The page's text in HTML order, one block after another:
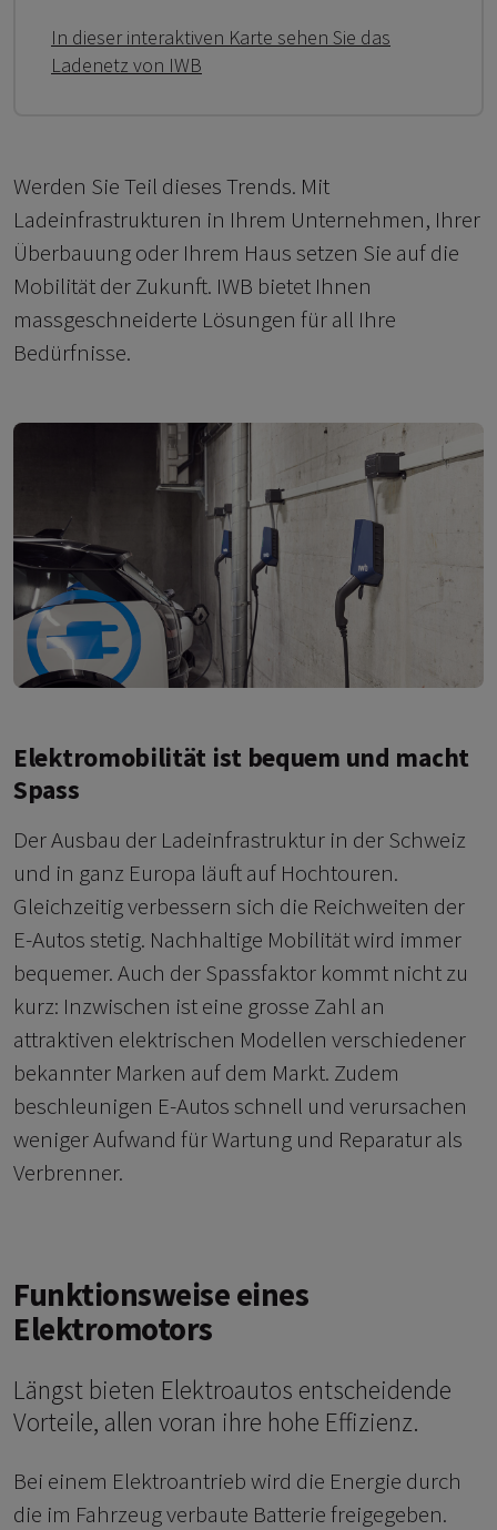
In dieser interaktiven Karte sehen Sie das
Ladenetz von IWB
Werden Sie Teil dieses Trends. Mit
Ladeinfrastrukturen in Ihrem Unternehmen, Ihrer
Überbauung oder Ihrem Haus setzen Sie auf die
Mobilität der Zukunft. IWB bietet Ihnen
massgeschneiderte Lösungen für all Ihre
Bedürfnisse.
Elektromobilität ist bequem und macht
Spass
Der Ausbau der Ladeinfrastruktur in der Schweiz
und in ganz Europa läuft auf Hochtouren.
Gleichzeitig verbessern sich die Reichweiten der
E-Autos stetig. Nachhaltige Mobilität wird immer
bequemer. Auch der Spassfaktor kommt nicht zu
kurz: Inzwischen ist eine grosse Zahl an
attraktiven elektrischen Modellen verschiedener
bekannter Marken auf dem Markt. Zudem
beschleunigen E-Autos schnell und verursachen
weniger Aufwand für Wartung und Reparatur als
Verbrenner.
Funktionsweise eines
Elektromotors
Längst bieten Elektroautos entscheidende
Vorteile, allen voran ihre hohe Effizienz.
Bei einem Elektroantrieb wird die Energie durch
die im Fahrzeug verbaute Batterie freigegeben.